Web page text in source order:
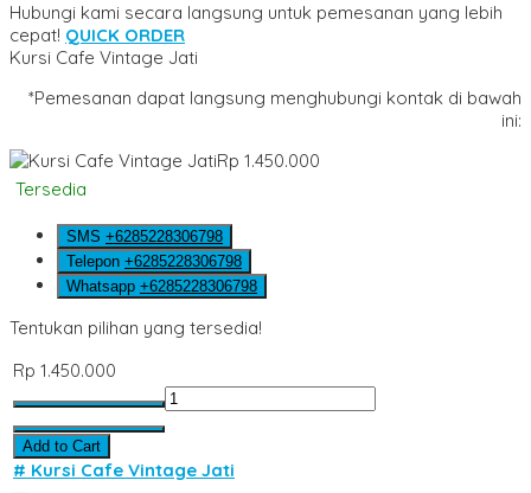
Hubungi kami secara langsung untuk pemesanan yang lebih
cepat! QUICK ORDER
Kursi Cafe Vintage Jati
*Pemesanan dapat langsung menghubungi kontak di bawah
ini:
Rp 1.450.000
Tersedia
SMS +6285228306798
Telepon +6285228306798
Whatsapp +6285228306798
Tentukan pilihan yang tersedia!
Rp 1.450.000
Add to Cart
# Kursi Cafe Vintage Jati